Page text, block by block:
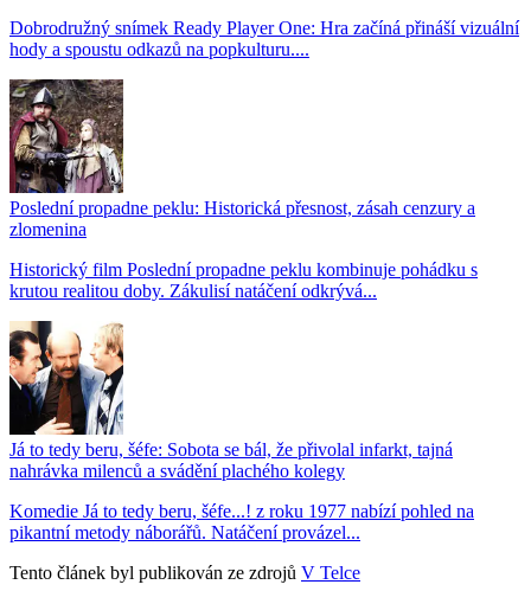
Dobrodružný snímek Ready Player One: Hra začíná přináší vizuální
hody a spoustu odkazů na popkulturu....
Poslední propadne peklu: Historická přesnost, zásah cenzury a
zlomenina
Historický film Poslední propadne peklu kombinuje pohádku s
krutou realitou doby. Zákulisí natáčení odkrývá...
Já to tedy beru, šéfe: Sobota se bál, že přivolal infarkt, tajná
nahrávka milenců a svádění plachého kolegy
Komedie Já to tedy beru, šéfe...! z roku 1977 nabízí pohled na
pikantní metody náborářů. Natáčení provázel...
Tento článek byl publikován ze zdrojů V Telce